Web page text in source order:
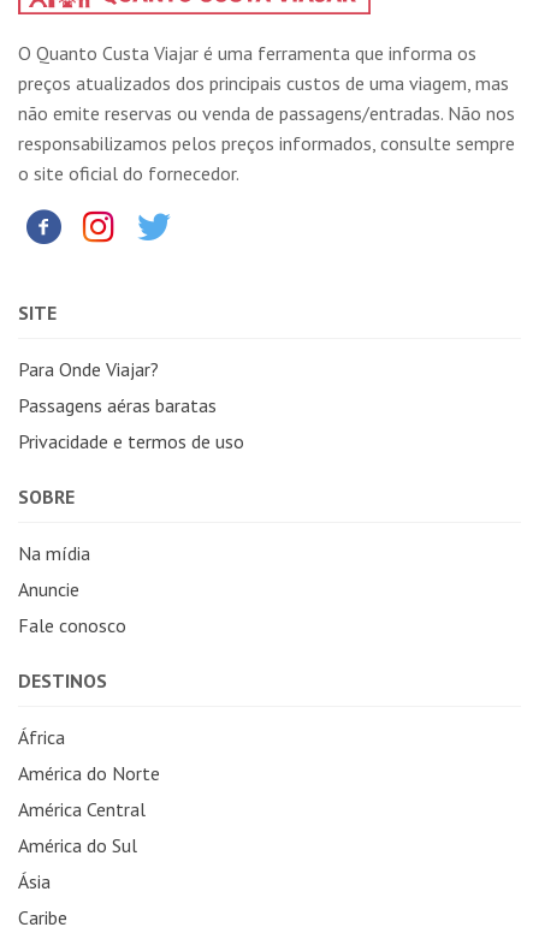
O Quanto Custa Viajar é uma ferramenta que informa os
preços atualizados dos principais custos de uma viagem, mas
não emite reservas ou venda de passagens/entradas. Não nos
responsabilizamos pelos preços informados, consulte sempre
o site oficial do fornecedor.
SITE
Para Onde Viajar?
Passagens aéras baratas
Privacidade e termos de uso
SOBRE
Na mídia
Anuncie
Fale conosco
DESTINOS
África
América do Norte
América Central
América do Sul
Ásia
Caribe